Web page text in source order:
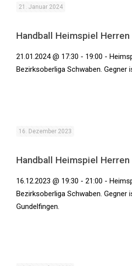
21. Januar 2024
Handball Heimspiel Herren
21.01.2024 @ 17:30 - 19:00 -
Bezirksoberliga Schwaben. Gegner
16. Dezember 2023
Handball Heimspiel Herren
16.12.2023 @ 19:30 - 21:00 -
Bezirksoberliga Schwaben. Gegner
Gundelfingen.